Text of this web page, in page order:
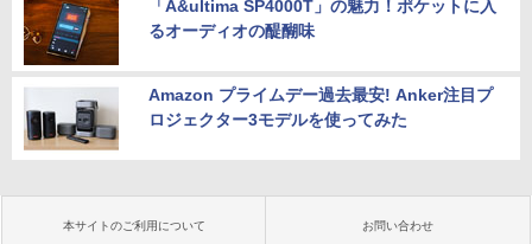
「A&ultima SP4000T」の魅力！ポケットに入
るオーディオの醍醐味
Amazon プライムデー過去最安! Anker注目プ
ロジェクター3モデルを使ってみた
本サイトのご利用について お問い合わせ